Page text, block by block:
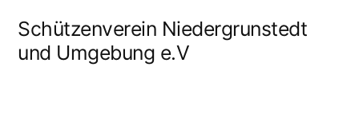
Inhalt
Schützenverein Niedergrunstedt
und Umgebung e.V